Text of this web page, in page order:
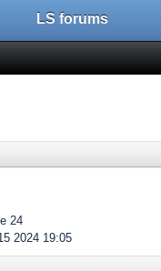
LS forums
24
2024 19:05